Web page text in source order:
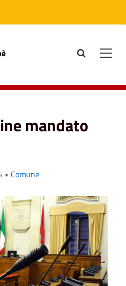
site.searc
mandato
• Comune